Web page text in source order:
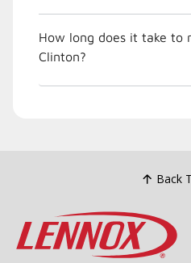
How long does it take to
Clinton?
Back